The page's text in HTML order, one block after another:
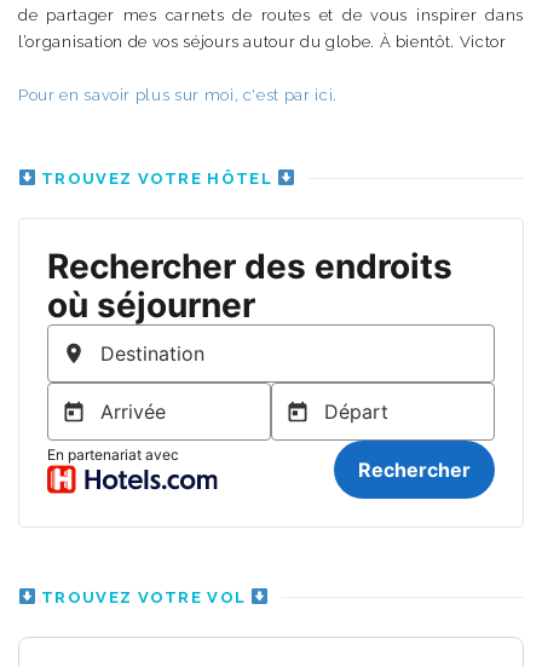
de partager mes carnets de routes et de vous inspirer dans
l’organisation de vos séjours autour du globe. À bientôt. Victor
Pour en savoir plus sur moi, c'est par ici.
TROUVEZ VOTRE HÔTEL
TROUVEZ VOTRE VOL